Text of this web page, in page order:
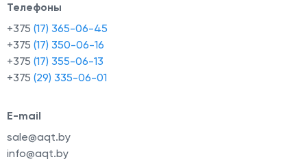
Телефоны
+375 (17) 365-06-45
+375 (17) 350-06-16
+375 (17) 355-06-13
+375 (29) 335-06-01
E-mail
sale@aqt.by
info@aqt.by